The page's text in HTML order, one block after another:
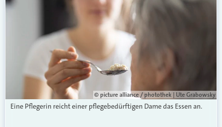
© picture alliance / photothek | Ute Grabowsky
Eine Pflegerin reicht einer pflegebedürftigen Dame das Essen an.